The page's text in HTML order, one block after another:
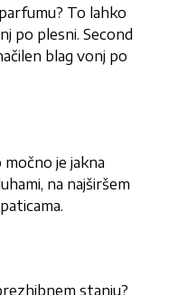
To lahko
po plesni. Second
blag vonj po
je jakna
na najširšem
stanju?